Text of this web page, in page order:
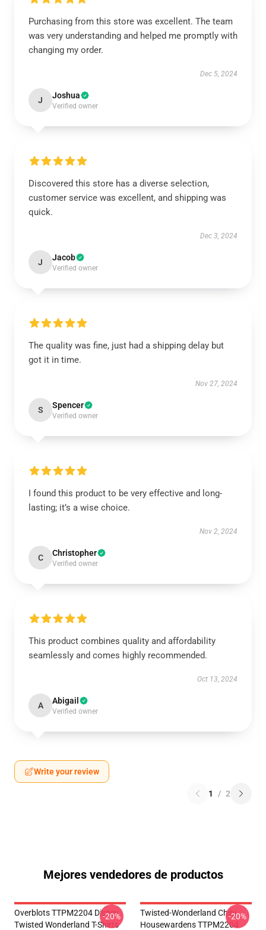
Purchasing from this store was excellent. The team
was very understanding and helped me promptly with
changing my order.
Dec 5, 2024
J Joshua
Verified owner
Discovered this store has a diverse selection,
customer service was excellent, and shipping was
quick.
Dec 3, 2024
J Jacob
Verified owner
The quality was fine, just had a shipping delay but
got it in time.
Nov 27, 2024
S Spencer
Verified owner
I found this product to be very effective and long-
lasting; it’s a wise choice.
Nov 2, 2024
C Christopher
Verified owner
This product combines quality and affordability
seamlessly and comes highly recommended.
Oct 13, 2024
A Abigail
Verified owner
Write your review
1 / 2
Mejores vendedores de productos
Overblots TTPM2204 Disney
Twisted Wonderland T-Shirts
-20%
Twisted-Wonderland Chibi
Housewardens TTPM2204
-20%